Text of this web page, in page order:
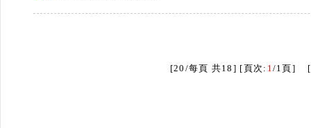
[20/每頁 共18] [頁次: 1 /1頁] [